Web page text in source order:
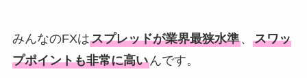
みんなのFXはスプレッドが業界最狭水準、 スワッ
プポイントも非常に高いんです。